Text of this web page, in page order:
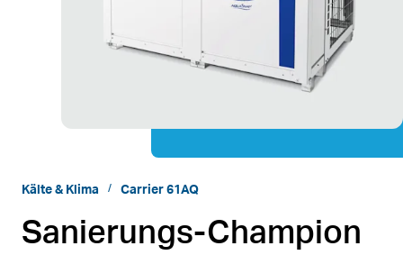
Kälte & Klima Carrier 61AQ
Sanierungs-Champion